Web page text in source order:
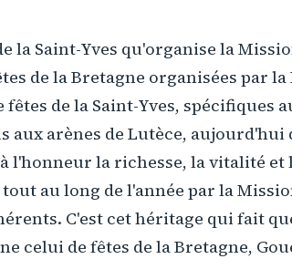
la Saint-Yves qu'organise la
de la Bretagne organisées par
de la Saint-Yves, spécifiques
arènes de Lutèce, aujourd'hui
l'honneur la richesse, la vitalité et
au long de l'année par la
C'est cet héritage qui fait
celui de fêtes de la Bretagne,